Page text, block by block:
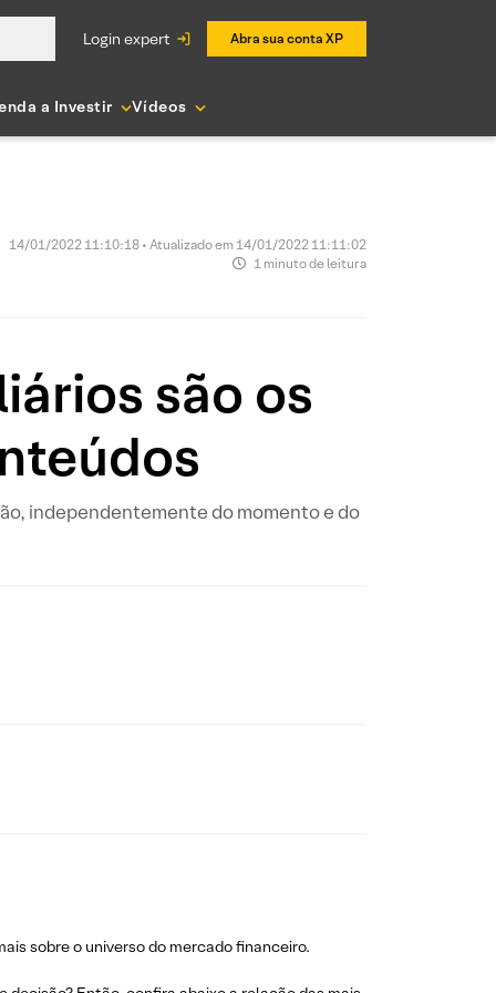
login expert Abra sua conta XP
a Investir Vídeos
14/01/2022 11:10:18 • Atualizado em 14/01/2022 11:11:02
1 minuto de leitura
são os
independentemente do momento e do
sobre o universo do mercado financeiro.